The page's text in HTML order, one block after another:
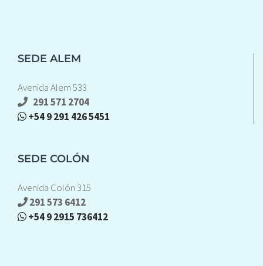
SEDE ALEM
Avenida Alem 533
291 571 2704
+54 9 291 426 5451
SEDE COLÓN
Avenida Colón 315
291 573 6412
+54 9 2915 736412